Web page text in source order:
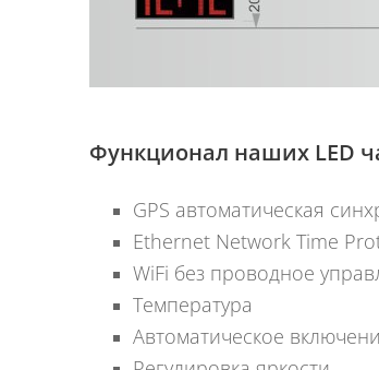
Функционал наших LED
GPS автоматическая
Ethernet Network Time
WiFi без проводное
Температура
Автоматическое